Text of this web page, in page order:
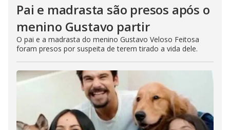
Pai e madrasta são presos após o
menino Gustavo partir
O pai e a madrasta do menino Gustavo Veloso Feitosa
foram presos por suspeita de terem tirado a vida dele.